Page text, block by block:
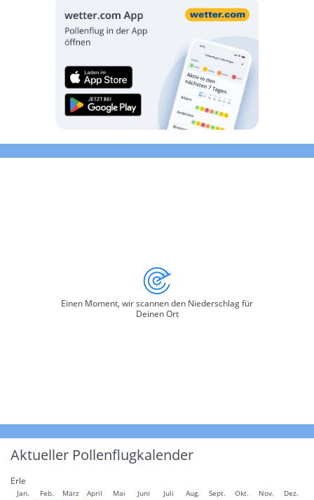
Einen Moment, wir scannen den Niederschlag für
Deinen Ort
Aktueller Pollenflugkalender
Erle
Jan. Feb. März April Mai Juni Juli Aug. Sept. Okt. Nov. Dez.